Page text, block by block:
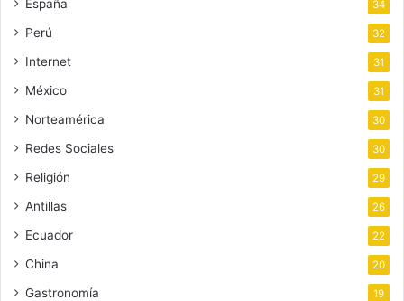
España 34
Perú 32
Internet 31
México 31
Norteamérica 30
Redes Sociales 30
Religión 29
Antillas 26
Ecuador 22
China 20
Gastronomía 19